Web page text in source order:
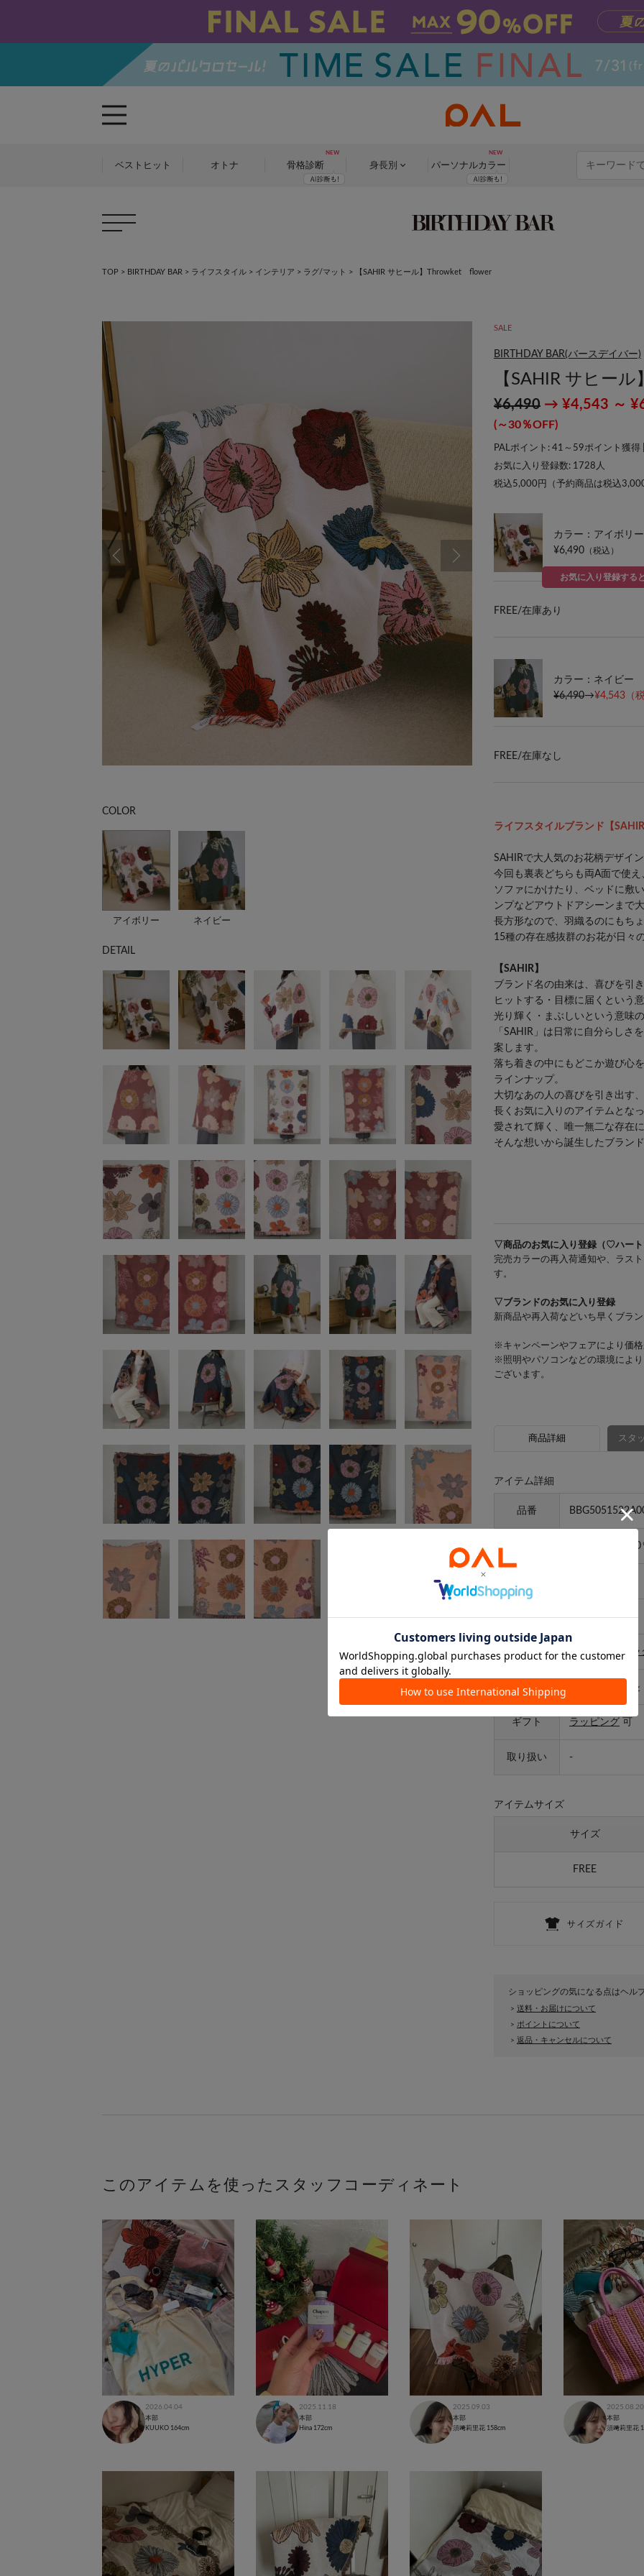
ベストヒット オトナ 骨格診断 身長別 パーソナルカラー
TOP > BIRTHDAY BAR > ライフスタイル > インテリア > ラグ/マット > 【SAHIR サヒール】Throwket flower
COLOR
アイボリー ネイビー
DETAIL
SALE
BIRTHDAY BAR(バースデイバー)
【SAHIR サヒー
¥6,490 → ¥4,543 ～
(～30％OFF)
PALポイント: 41～59ポイント獲得 [
お気に入り登録数: 1728 人
税込5,000円（予約商品は税込
カラー：アイボリー
¥6,490 （税込）
FREE/在庫あり
お気に入り登録する
カラー：ネイビー
¥6,490→¥4,543 （
FREE/在庫なし
ライフスタイルブランド【
SAHIRで大人気のお花柄デザイ
今回も裏表どちらも両A面で使
ソファにかけたり、ベッドに敷
ンプなどアウトドアシーンまで大
長方形なので、羽織るのにもち
15種の存在感抜群のお花が日々
【SAHIR】
ブランド名の由来は、喜びを引
ヒットする・目標に届くという
光り輝く・まぶしいという意味
「SAHIR」は日常に自分らしさ
案します。
落ち着きの中にもどこか遊び心
ラインナップ。
大切なあの人の喜びを引き出す
長くお気に入りのアイテムとなっ
愛されて輝く、唯一無二な存在に
そんな想いから誕生したブランド
▽商品のお気に入り登録（♡ハート
完売カラーの再入荷通知や、ラス
す。
▽ブランドのお気に入り登録
新商品や再入荷などいち早くブラ
※キャンペーンやフェアにより価格
※照明やパソコンなどの環境によ
ございます。
商品詳細 スタ
アイテム詳細
品番
ポリエステル
サイズ FREE
カテゴリ インテリア >
タイプ ライフスタイル
ギフト ラッピング 可
取り扱い -
アイテムサイズ
サイズ
FREE
ショッピングの気になる点はヘル
> 送料・お届けについて
> ポイントについて
> 返品・キャンセルについて
このアイテムを使ったスタッフコーディネート
2026.04.04
本部
KUUKO 164cm
2025.11.18
本部
Hina 172cm
2025.09.03
本部
須﨑莉里花 158cm
2025.08.20
本部
須﨑莉里花